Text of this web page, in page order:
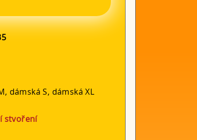
dámská S, dámská XL
stvoření